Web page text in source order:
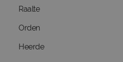
Raalte
Orden
Heerde